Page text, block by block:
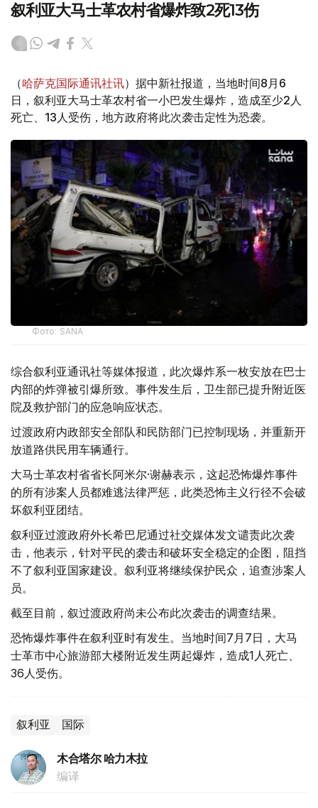
叙利亚大马士革农村省爆炸致2死13伤
（哈萨克国际通讯社讯）据中新社报道，当地时间8月6
日，叙利亚大马士革农村省一小巴发生爆炸，造成至少2人
死亡、13人受伤，地方政府将此次袭击定性为恐袭。
Фото: SANA
综合叙利亚通讯社等媒体报道，此次爆炸系一枚安放在巴士
内部的炸弹被引爆所致。事件发生后，卫生部已提升附近医
院及救护部门的应急响应状态。
过渡政府内政部安全部队和民防部门已控制现场，并重新开
放道路供民用车辆通行。
大马士革农村省省长阿米尔·谢赫表示，这起恐怖爆炸事件
的所有涉案人员都难逃法律严惩，此类恐怖主义行径不会破
坏叙利亚团结。
叙利亚过渡政府外长希巴尼通过社交媒体发文谴责此次袭
击，他表示，针对平民的袭击和破坏安全稳定的企图，阻挡
不了叙利亚国家建设。叙利亚将继续保护民众，追查涉案人
员。
截至目前，叙过渡政府尚未公布此次袭击的调查结果。
恐怖爆炸事件在叙利亚时有发生。当地时间7月7日，大马
士革市中心旅游部大楼附近发生两起爆炸，造成1人死亡、
36人受伤。
叙利亚 国际
木合塔尔 哈力木拉
编译